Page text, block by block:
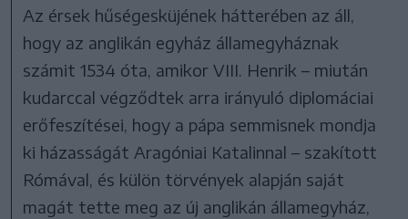
Az érsek hűségesküjének hátterében az áll,
hogy az anglikán egyház államegyháznak
számit 1534 óta, amikor VIII. Henrik – miután
kudarccal végződtek arra irányuló diplomáciai
erőfeszítései, hogy a pápa semmisnek mondja
ki házasságát Aragóniai Katalinnal – szakított
Rómával, és külön törvények alapján saját
magát tette meg az új anglikán államegyház,